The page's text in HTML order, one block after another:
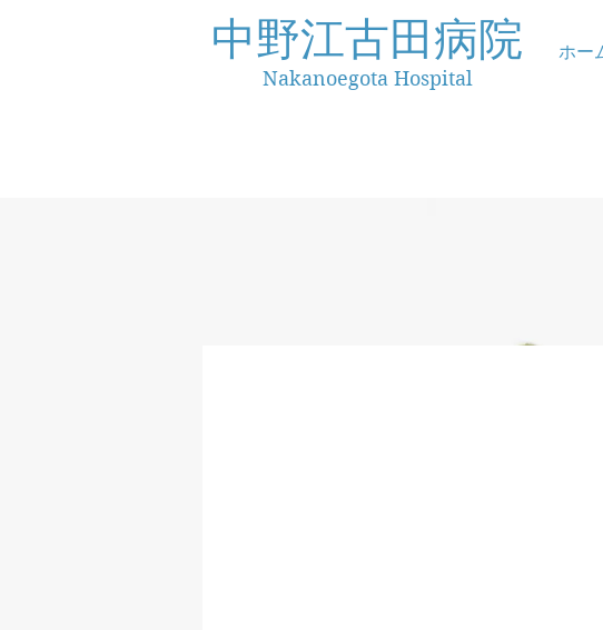
中野江古田病院
Nakanoegota Hospital
ホー